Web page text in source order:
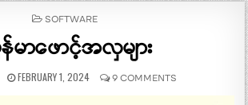
POSTED IN
SOFTWARE
န်မာဖောင့်အလှများ
PUBLISHED DATE:
FEBRUARY 1, 2024 9 COMMENTS ON မြန်မာဖောင့်အ